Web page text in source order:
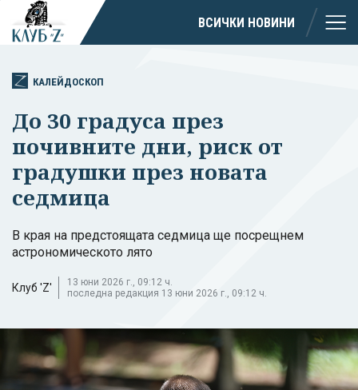
ВСИЧКИ НОВИНИ
КАЛЕЙДОСКОП
До 30 градуса през
почивните дни, риск от
градушки през новата
седмица
В края на предстоящата седмица ще посрещнем
астрономическото лято
Клуб 'Z'
13 юни 2026 г., 09:12 ч.
последна редакция 13 юни 2026 г., 09:12 ч.